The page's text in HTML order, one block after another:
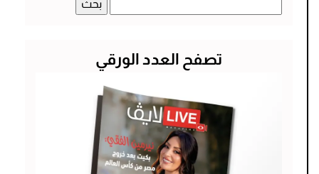
عن:
تصفح العدد الورقي